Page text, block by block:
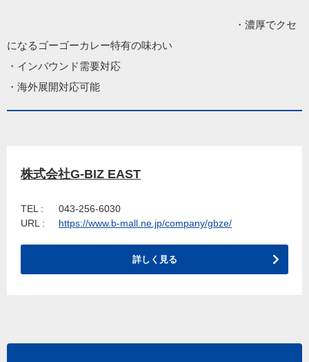
・濃厚でクセ
になるゴーゴーカレー特有の味わい
・インバウンド需要対応
・海外展開対応可能
株式会社G-BIZ EAST
TEL :
043-256-6030
URL :
https://www.b-mall.ne.jp/company/gbze/
詳しく見る